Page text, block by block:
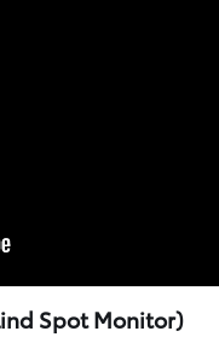
Spot Monitor)